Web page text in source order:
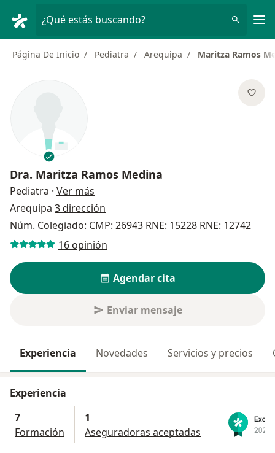
¿Qué estás buscando?
Página De Inicio Pediatra Arequipa Maritza Ramos
Dra. Maritza Ramos Medina
Pediatra · Ver más
Arequipa 3 dirección
Núm. Colegiado: CMP: 26943 RNE: 15228 RNE: 12742
16 opinión
Agendar cita
Enviar mensaje
Experiencia Novedades Servicios y precios
Experiencia
7
Formación
1
Aseguradoras aceptadas